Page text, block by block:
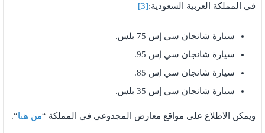
في المملكة العربية السعودية:[3]
سيارة شانجان سي إس 75 بلس.
سيارة شانجان سي إس 95.
سيارة شانجان سي إس 85.
سيارة شانجان سي إس 35 بلس.
ويمكن الاطلاع على مواقع معارض المجدوعي في المملكة “من هنا“.